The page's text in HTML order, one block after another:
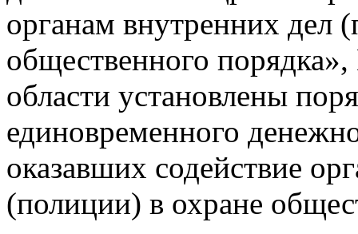
органам внутренних дел
общественного
области установлены
единовременного
оказавших содействие
(полиции) в охране